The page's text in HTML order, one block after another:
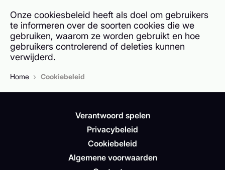
Onze cookiesbeleid heeft als doel om gebruikers
te informeren over de soorten cookies die we
gebruiken, waarom ze worden gebruikt en hoe
gebruikers controlerend of deleties kunnen
verwijderd.
Home › Cookiebeleid
Verantwoord spelen
Privacybeleid
Cookiebeleid
Algemene voorwaarden